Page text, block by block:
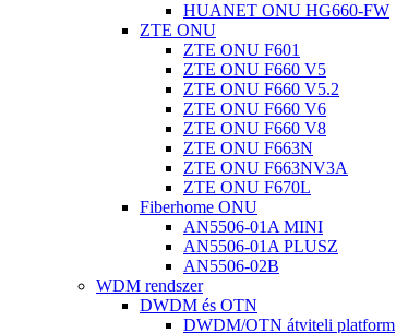
HUANET ONU HG660-FW
ZTE ONU
ZTE ONU F601
ZTE ONU F660 V5
ZTE ONU F660 V5.2
ZTE ONU F660 V6
ZTE ONU F660 V8
ZTE ONU F663N
ZTE ONU F663NV3A
ZTE ONU F670L
Fiberhome ONU
AN5506-01A MINI
AN5506-01A PLUSZ
AN5506-02B
WDM rendszer
DWDM és OTN
DWDM/OTN átviteli platform